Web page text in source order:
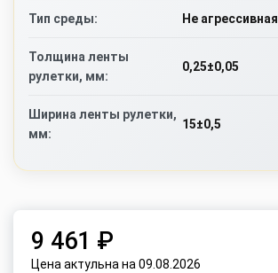
Тип среды: Не агрессивная
Толщина ленты
рулетки, мм:
0,25±0,05
Ширина ленты рулетки,
мм:
15±0,5
9 461 ₽
Цена актульна на 09.08.2026